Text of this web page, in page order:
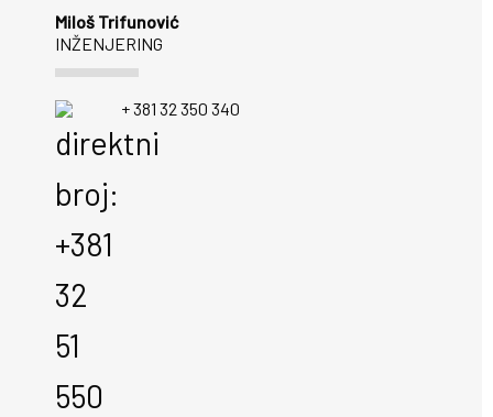
Miloš Trifunović
INŽENJERING
+ 381 32 350 340